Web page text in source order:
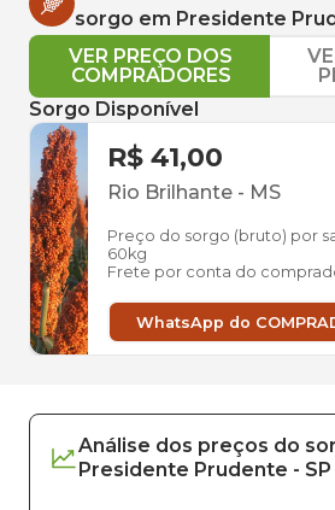
sorgo em Presidente
VER PREÇO DOS
COMPRADORES
Sorgo Disponível
R$ 41,00
Rio Brilhante - MS
Preço do sorgo (bruto) por
60kg
Frete por conta do
WhatsApp do
Análise dos preços do
Presidente Prudente - SP